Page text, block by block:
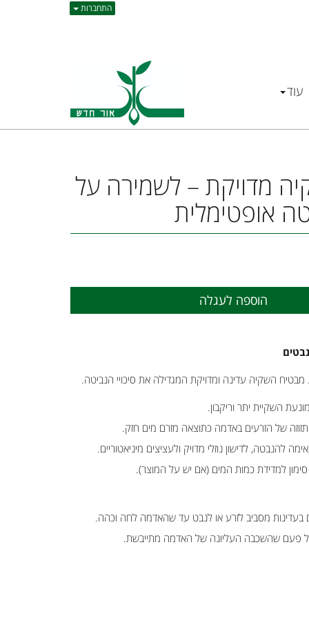
התחברות
עוד
מדויקת – לשמירה על
אופטימלית
הוספה לעגלה
השקיה עדינה ומדויקת המגדילה את סיכויי הנביטה.
השקיית יתר וריקבון.
של הזרעים באדמה כתוצאה מזרם מים חזק.
להנבטה, לדישון נוזלי מדויק ולעציצים מיניאטוריים.
למדידת כמות המים (אם יש על המוצר).
בעדינות מסביב לזרע או לנבט עד שהאדמה לחה וכהה.
פעם שהשכבה העליונה של האדמה מתייבשת.